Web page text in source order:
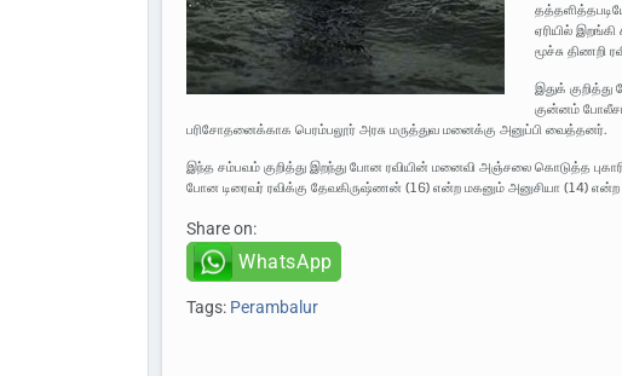
ஏரியில்
மூச்சு திணறி
இதுக்
குன்னம்
பரிசோதனைக்காக பெரம்பலூர் அரசு மருத்துவ மனைக்கு அனுப்பி வைத்தனர்.
இந்த சம்பவம் குறித்து இறந்து போன ரவியின் மனைவி அஞ்சலை கொடுத்த
போன டிரைவர் ரவிக்கு தேவகிருஷ்ணன் (16) என்ற மகனும் அனுசியா (14)
Share on:
WhatsApp
Tags: Perambalur